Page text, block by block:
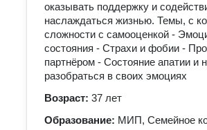
оказывать поддержку и
наслаждаться жизнью. Темы, с
сложности с самооценкой -
состояния - Страхи и фобии -
партнёром - Состояние апатии
разобраться в своих эмоциях
Возраст: 37 лет
Образование: МИП, Семейное